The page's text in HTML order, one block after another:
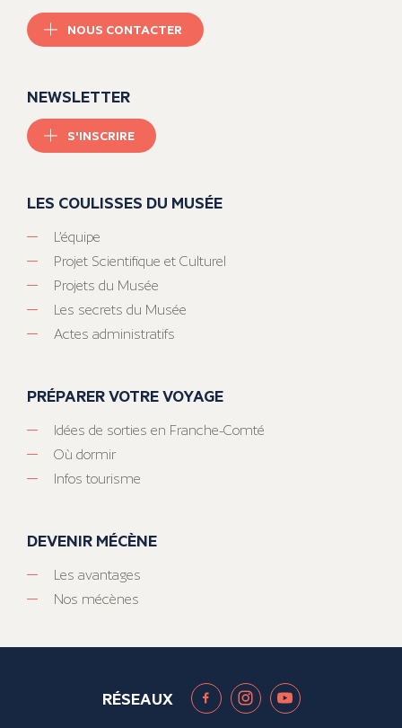
NOUS CONTACTER
NEWSLETTER
S'INSCRIRE
LES COULISSES DU MUSÉE
L’équipe
Projet Scientifique et Culturel
Projets du Musée
Les secrets du Musée
Actes administratifs
PRÉPARER VOTRE VOYAGE
Idées de sorties en Franche-Comté
Où dormir
Infos tourisme
DEVENIR MÉCÈNE
Les avantages
Nos mécènes
RÉSEAUX